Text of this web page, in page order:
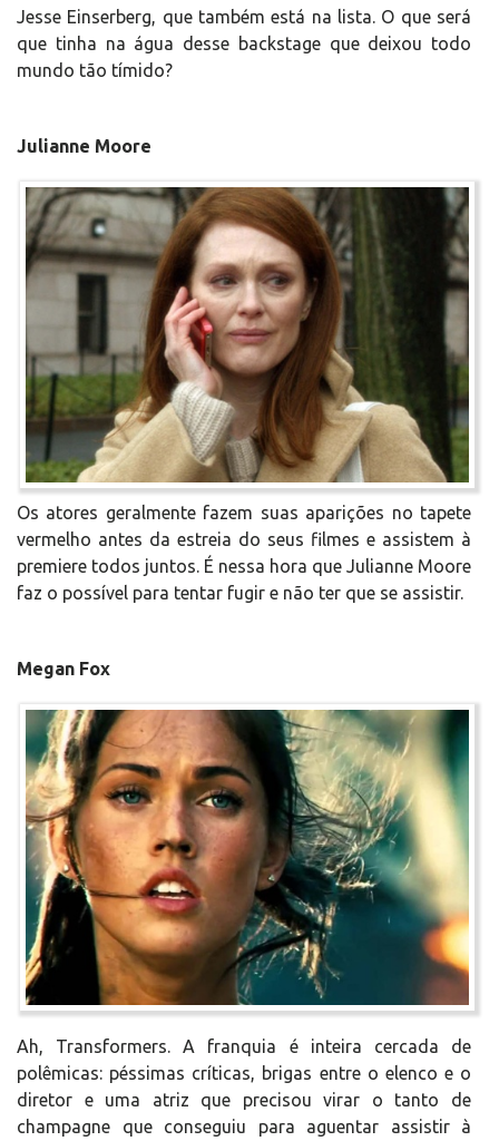
Jesse Einserberg, que também está na lista. O que será
que tinha na água desse backstage que deixou todo
mundo tão tímido?
Julianne Moore
Os atores geralmente fazem suas aparições no tapete
vermelho antes da estreia do seus filmes e assistem à
premiere todos juntos. É nessa hora que Julianne Moore
faz o possível para tentar fugir e não ter que se assistir.
Megan Fox
Ah, Transformers. A franquia é inteira cercada de
polêmicas: péssimas críticas, brigas entre o elenco e o
diretor e uma atriz que precisou virar o tanto de
champagne que conseguiu para aguentar assistir à